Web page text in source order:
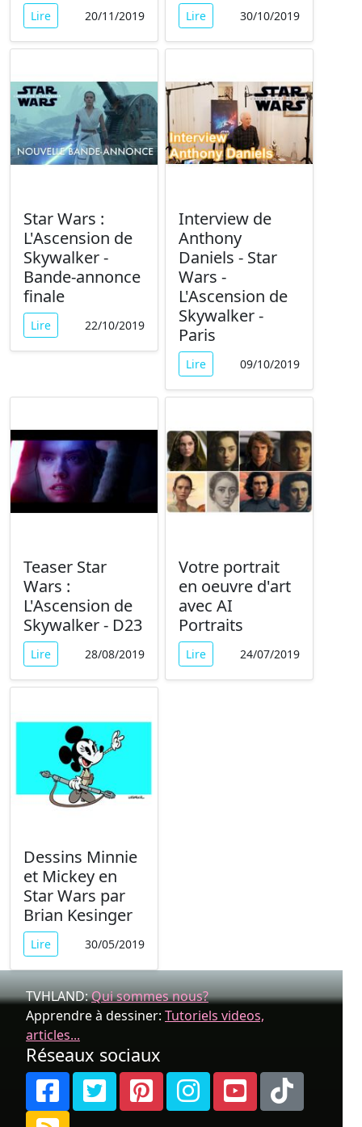
Lire 20/11/2019 Lire 30/10/2019
Star Wars :
L'Ascension de
Skywalker -
Bande-annonce
finale
Lire 22/10/2019
Interview de
Anthony
Daniels - Star
Wars -
L'Ascension de
Skywalker -
Paris
Lire 09/10/2019
Teaser Star
Wars :
L'Ascension de
Skywalker - D23
Lire 28/08/2019
Votre portrait
en oeuvre d'art
avec AI
Portraits
Lire 24/07/2019
Dessins Minnie
et Mickey en
Star Wars par
Brian Kesinger
Lire 30/05/2019
TVHLAND:Qui sommes nous?
Apprendre à dessiner: Tutoriels videos,
articles...
Réseaux sociaux